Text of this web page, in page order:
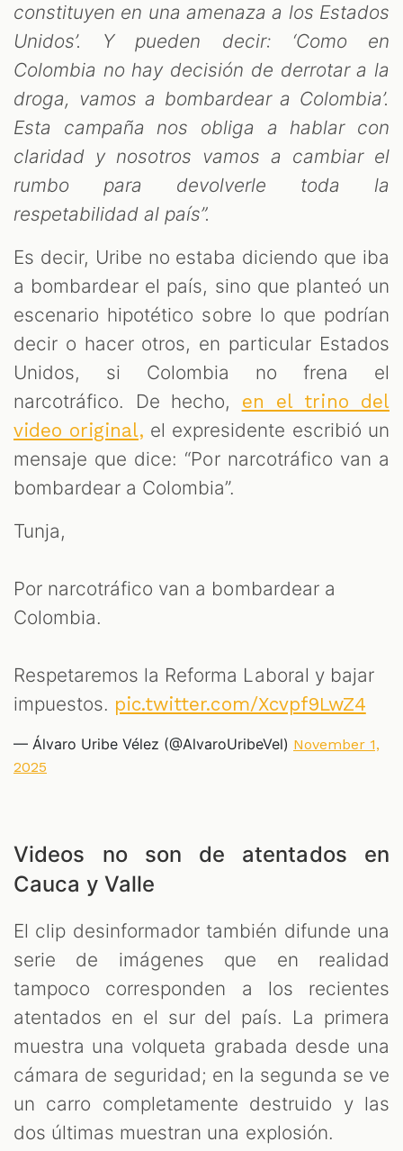
constituyen en una amenaza a los Estados
Unidos’. Y pueden decir: ‘Como en
Colombia no hay decisión de derrotar a la
droga, vamos a bombardear a Colombia’.
Esta campaña nos obliga a hablar con
claridad y nosotros vamos a cambiar el
rumbo para devolverle toda la
respetabilidad al país”.
Es decir, Uribe no estaba diciendo que iba
a bombardear el país, sino que planteó un
escenario hipotético sobre lo que podrían
decir o hacer otros, en particular Estados
Unidos, si Colombia no frena el
narcotráfico. De hecho, en el trino del
video original, el expresidente escribió un
mensaje que dice: “Por narcotráfico van a
bombardear a Colombia”.
Tunja,
Por narcotráfico van a bombardear a
Colombia.
Respetaremos la Reforma Laboral y bajar
impuestos. pic.twitter.com/Xcvpf9LwZ4
— Álvaro Uribe Vélez (@AlvaroUribeVel) November 1,
2025
Videos no son de atentados en
Cauca y Valle
El clip desinformador también difunde una
serie de imágenes que en realidad
tampoco corresponden a los recientes
atentados en el sur del país. La primera
muestra una volqueta grabada desde una
cámara de seguridad; en la segunda se ve
un carro completamente destruido y las
dos últimas muestran una explosión.